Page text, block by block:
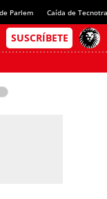
Parlem Caída de